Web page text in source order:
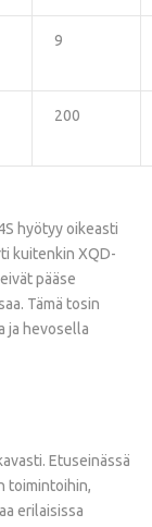
9
200
hyötyy oikeasti
kuitenkin XQD-
pääse
Tämä tosin
ja hevosella
Etuseinässä
toimintoihin,
erilaisissa